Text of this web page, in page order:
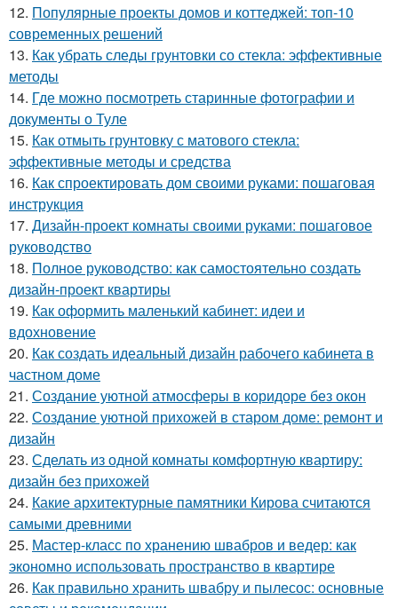
12. Популярные проекты домов и коттеджей: топ-10
современных решений
13. Как убрать следы грунтовки со стекла: эффективные
методы
14. Где можно посмотреть старинные фотографии и
документы о Туле
15. Как отмыть грунтовку с матового стекла:
эффективные методы и средства
16. Как спроектировать дом своими руками: пошаговая
инструкция
17. Дизайн-проект комнаты своими руками: пошаговое
руководство
18. Полное руководство: как самостоятельно создать
дизайн-проект квартиры
19. Как оформить маленький кабинет: идеи и
вдохновение
20. Как создать идеальный дизайн рабочего кабинета в
частном доме
21. Создание уютной атмосферы в коридоре без окон
22. Создание уютной прихожей в старом доме: ремонт и
дизайн
23. Сделать из одной комнаты комфортную квартиру:
дизайн без прихожей
24. Какие архитектурные памятники Кирова считаются
самыми древними
25. Мастер-класс по хранению швабров и ведер: как
экономно использовать пространство в квартире
26. Как правильно хранить швабру и пылесос: основные